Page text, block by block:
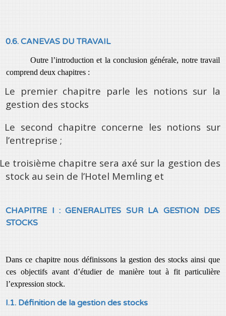
0.6. CANEVAS DU TRAVAIL
Outre l’introduction et la conclusion générale, notre travail
comprend deux chapitres :
Le premier chapitre parle les notions sur la
gestion des stocks
Le second chapitre concerne les notions sur
l’entreprise ;
troisième chapitre sera axé sur la gestion des
stock au sein de l’Hotel Memling et
CHAPITRE I : GENERALITES SUR LA GESTION DES
STOCKS
Dans ce chapitre nous définissons la gestion des stocks ainsi que
ces objectifs avant d’étudier de manière tout à fit particulière
l’expression stock.
I.1. Définition de la gestion des stocks